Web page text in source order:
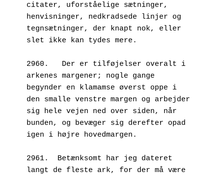
citater, uforståelige sætninger,
henvisninger, nedkradsede linjer og
tegnsætninger, der knapt nok, eller
slet ikke kan tydes mere.
2960.	Der er tilføjelser overalt i
arkenes margener; nogle gange
begynder en klamamse øverst oppe i
den smalle venstre margen og arbejder
sig hele vejen ned over siden, når
bunden, og bevæger sig derefter opad
igen i højre hovedmargen.
2961.  Betænksomt har jeg dateret
langt de fleste ark, for der må være